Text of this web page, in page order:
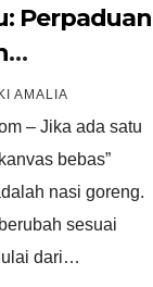
Perpaduan
AMALIA
– Jika ada satu
bebas”
nasi goreng.
sesuai
dari…